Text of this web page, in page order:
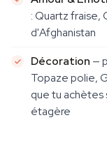
: Quartz fraise,
d'Afghanistan
Décoration —
Topaze polie,
que tu achètes
étagère